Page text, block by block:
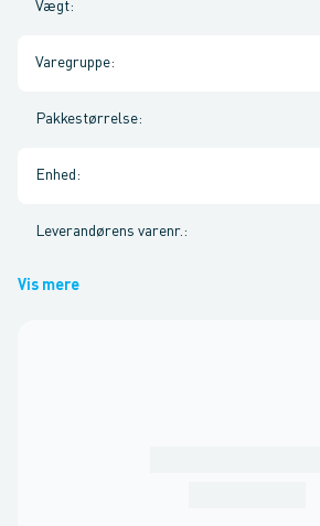
Vægt:
Varegruppe:
Pakkestørrelse:
Enhed :
Leverandørens varenr. :
Vis mere